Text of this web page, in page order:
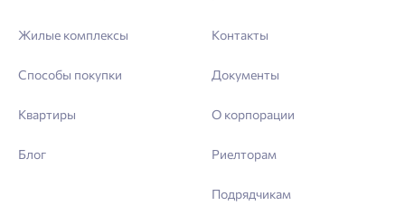
Жилые комплексы
Способы покупки
Квартиры
Блог
Контакты
Документы
О корпорации
Риелторам
Подрядчикам